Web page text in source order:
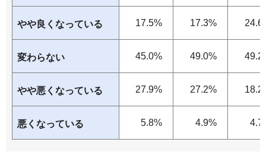
やや良くなっている 17.5% 17.3%
変わらない 45.0% 49.0%
やや悪くなっている 27.9% 27.2%
悪くなっている 5.8% 4.9%